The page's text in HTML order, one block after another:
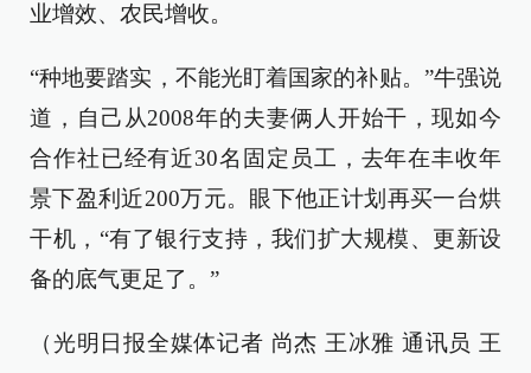
业增效、农民增收。
“种地要踏实，不能光盯着国家的补贴。”牛强说
道，自己从2008年的夫妻俩人开始干，现如今
合作社已经有近30名固定员工，去年在丰收年
景下盈利近200万元。眼下他正计划再买一台烘
干机，“有了银行支持，我们扩大规模、更新设
备的底气更足了。”
（光明日报全媒体记者 尚杰 王冰雅 通讯员 王